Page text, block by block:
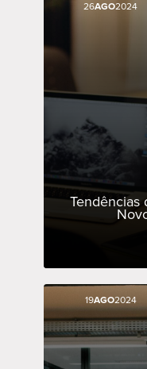
26AGO2024
Tendências
26AGO2024
19AGO2024
19AGO2024